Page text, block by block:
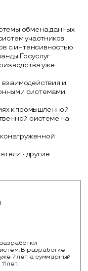
обмена данных
участников
с интенсивностью
Госуслуг
уже
и
системами.
к промышленной
системе на
- другие
В разработке
7 лет, а суммарный
лет.